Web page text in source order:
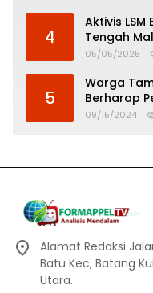
4
Aktivis
Tengah
Tinggi
05/05/2025
5
Warga
Berharap
Banjir
09/15/2024
Alamat Redaksi
Batu Kec, Batang
Utara.